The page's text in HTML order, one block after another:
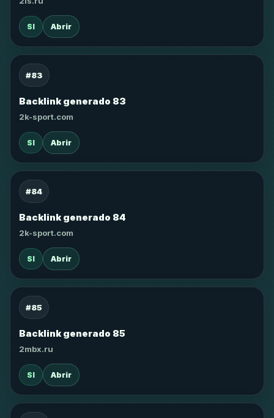
SI Abrir
#83
Backlink generado 83
2k-sport.com
SI Abrir
#84
Backlink generado 84
2k-sport.com
SI Abrir
#85
Backlink generado 85
2mbx.ru
SI Abrir